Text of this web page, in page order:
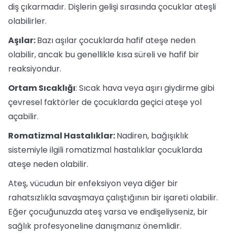
diş çıkarmadır. Dişlerin gelişi sırasında çocuklar ateşli
olabilirler.
Aşılar:Bazı aşılar çocuklarda hafif ateşe neden
olabilir, ancak bu genellikle kısa süreli ve hafif bir
reaksiyondur.
Ortam Sıcaklığı: Sıcak hava veya aşırı giydirme gibi
çevresel faktörler de çocuklarda geçici ateşe yol
açabilir.
Romatizmal Hastalıklar:Nadiren, bağışıklık
sistemiyle ilgili romatizmal hastalıklar çocuklarda
ateşe neden olabilir.
Ateş, vücudun bir enfeksiyon veya diğer bir
rahatsızlıkla savaşmaya çalıştığının bir işareti olabilir.
Eğer çocuğunuzda ateş varsa ve endişeliyseniz, bir
sağlık profesyoneline danışmanız önemlidir.